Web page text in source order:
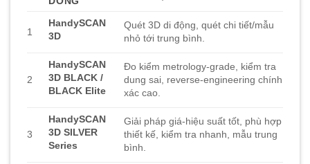
1
HandySCAN
3D
Quét 3D di động, quét chi tiết/mẫu
nhỏ tới trung bình.
2
HandySCAN
3D BLACK /
BLACK Elite
Đo kiểm metrology-grade, kiểm tra
dung sai, reverse-engineering chính
xác cao.
3
HandySCAN
3D SILVER
Series
Giải pháp giá-hiệu suất tốt, phù hợp
thiết kế, kiểm tra nhanh, mẫu trung
bình.